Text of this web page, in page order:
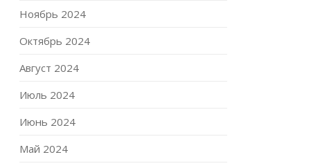
Ноябрь 2024
Октябрь 2024
Август 2024
Июль 2024
Июнь 2024
Май 2024